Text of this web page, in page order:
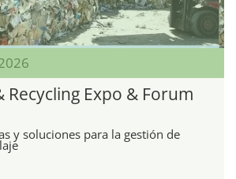
Recycling Expo & Forum
y soluciones para la gestión de